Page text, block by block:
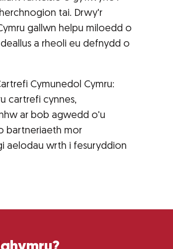
tai. Drwy'r
gallwn helpu miloedd o
a rheoli eu defnydd o
Cymunedol Cymru:
cartrefi cynnes,
ar bob agwedd o'u
bartneriaeth mor
aelodau wrth i fesuryddion